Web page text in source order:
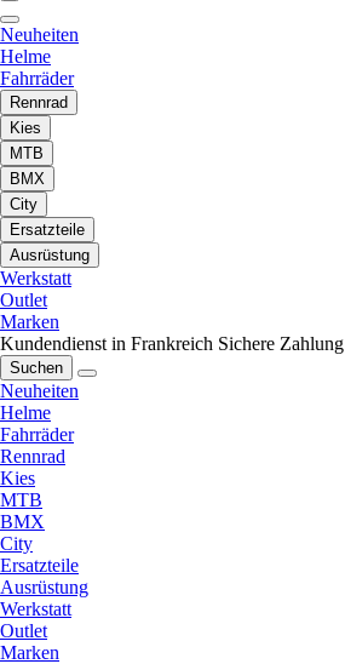
Neuheiten
Helme
Fahrräder
Rennrad
Kies
MTB
BMX
City
Ersatzteile
Ausrüstung
Werkstatt
Outlet
Marken
Kundendienst in Frankreich Sichere Zahlung
Suchen
Neuheiten
Helme
Fahrräder
Rennrad
Kies
MTB
BMX
City
Ersatzteile
Ausrüstung
Werkstatt
Outlet
Marken